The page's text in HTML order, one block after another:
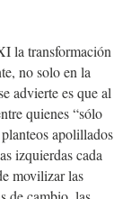
la transformación
no solo en la
advierte es que al
quienes “sólo
apolillados
izquierdas cada
movilizar las